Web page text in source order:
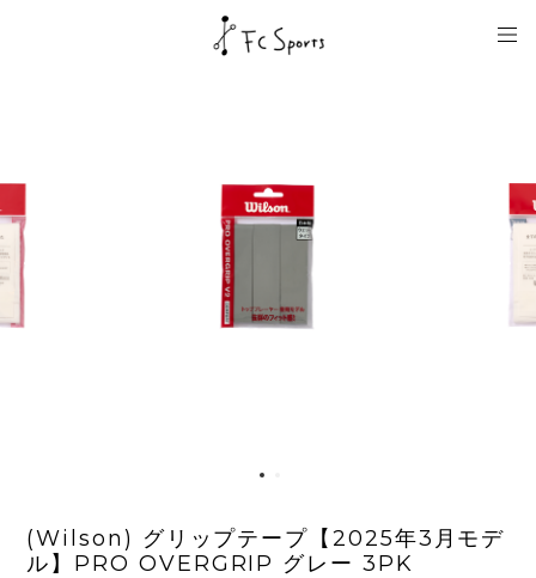
(Wilson) グリップテープ【2025年3月モデ
ル】PRO OVERGRIP グレー 3PK